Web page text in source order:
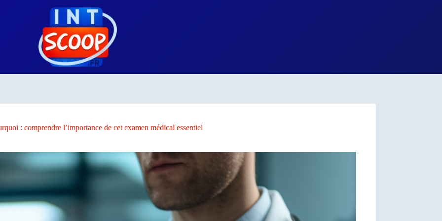
: comprendre l’importance de cet examen médical essentiel